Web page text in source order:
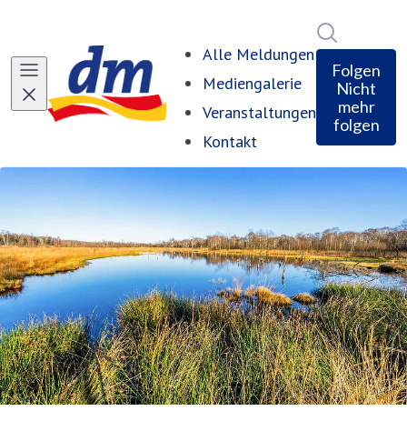
Alle Meldungen
Mediengalerie
Veranstaltungen
Kontakt
Folgen
Nicht
mehr
folgen